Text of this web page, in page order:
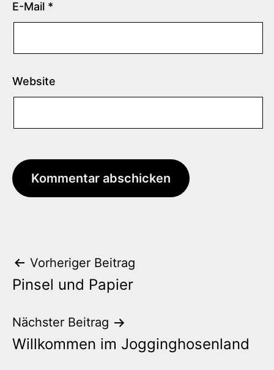
E-Mail *
Website
Beitrags-
Navigation
Vorheriger Beitrag
Pinsel und Papier
Nächster Beitrag
Willkommen im Jogginghosenland